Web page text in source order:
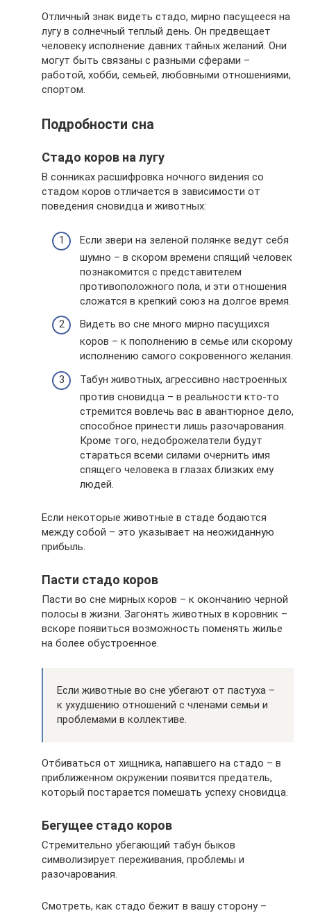
Отличный знак видеть стадо, мирно пасущееся на
лугу в солнечный теплый день. Он предвещает
человеку исполнение давних тайных желаний. Они
могут быть связаны с разными сферами –
работой, хобби, семьей, любовными отношениями,
спортом.
Подробности сна
Стадо коров на лугу
В сонниках расшифровка ночного видения со
стадом коров отличается в зависимости от
поведения сновидца и животных:
Если звери на зеленой полянке ведут себя
шумно – в скором времени спящий человек
познакомится с представителем
противоположного пола, и эти отношения
сложатся в крепкий союз на долгое время.
Видеть во сне много мирно пасущихся
коров – к пополнению в семье или скорому
исполнению самого сокровенного желания.
Табун животных, агрессивно настроенных
против сновидца – в реальности кто-то
стремится вовлечь вас в авантюрное дело,
способное принести лишь разочарования.
Кроме того, недоброжелатели будут
стараться всеми силами очернить имя
спящего человека в глазах близких ему
людей.
Если некоторые животные в стаде бодаются
между собой – это указывает на неожиданную
прибыль.
Пасти стадо коров
Пасти во сне мирных коров – к окончанию черной
полосы в жизни. Загонять животных в коровник –
вскоре появиться возможность поменять жилье
на более обустроенное.
Если животные во сне убегают от пастуха –
к ухудшению отношений с членами семьи и
проблемами в коллективе.
Отбиваться от хищника, напавшего на стадо – в
приближенном окружении появится предатель,
который постарается помешать успеху сновидца.
Бегущее стадо коров
Стремительно убегающий табун быков
символизирует переживания, проблемы и
разочарования.
Смотреть, как стадо бежит в вашу сторону –